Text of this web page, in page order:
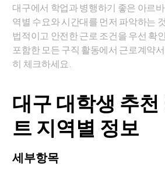
대구에서 학업과 병행하기 좋은 아르
역별 수요와 시간대를 먼저 파악하는
법적이고 안전한 근로 조건을 우선 확
포함한 모든 구직 활동에서 근로계약
히 체크하세요.
대구 대학생 추
트 지역별 정보
세부항목